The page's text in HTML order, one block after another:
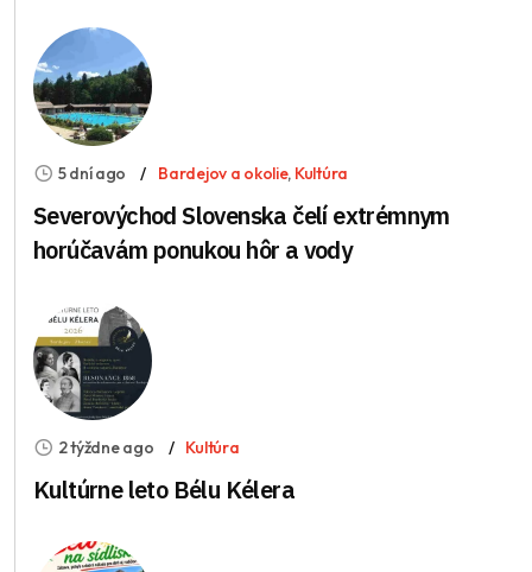
5 dní ago Bardejov a okolie, Kultúra
Severovýchod Slovenska čelí extrémnym
horúčavám ponukou hôr a vody
2 týždne ago Kultúra
Kultúrne leto Bélu Kélera